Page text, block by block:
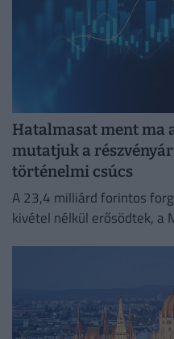
Hatalmasat ment ma
mutatjuk a
történelmi csúcs
A 23,4 milliárd forintos
kivétel nélkül erősödtek, a